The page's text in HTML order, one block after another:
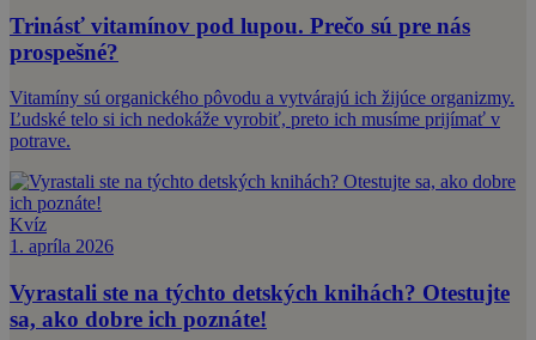
Trinásť vitamínov pod lupou. Prečo sú pre nás
prospešné?
Vitamíny sú organického pôvodu a vytvárajú ich žijúce organizmy.
Ľudské telo si ich nedokáže vyrobiť, preto ich musíme prijímať v
potrave.
Kvíz
1. apríla 2026
Vyrastali ste na týchto detských knihách? Otestujte
sa, ako dobre ich poznáte!